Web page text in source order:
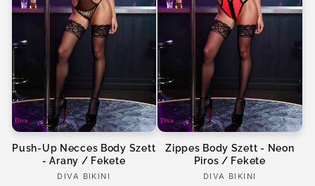
Push-Up Necces Body Szett
- Arany / Fekete
Forgalmazó:
DIVA BIKINI
Zippes Body Szett - Neon
Piros / Fekete
Forgalmazó:
DIVA BIKINI